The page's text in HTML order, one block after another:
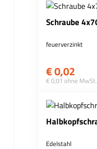
Schraube
feuerverzinkt
€0,02
€ 0,01 ohne MwSt.
Edelstahl